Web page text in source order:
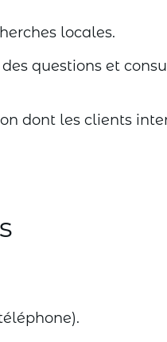
locales.
questions et
dont les clients